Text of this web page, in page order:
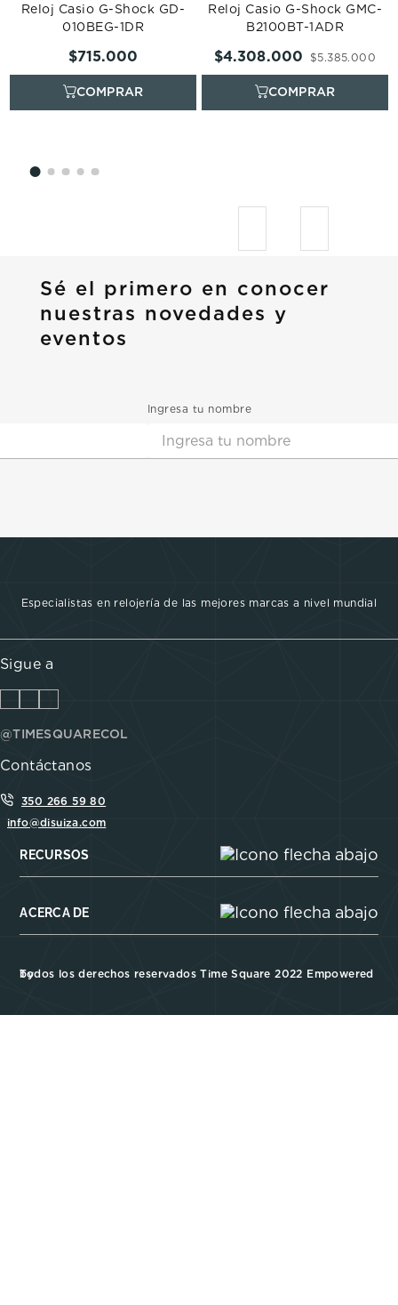
Reloj Casio G-Shock GD-
010BEG-1DR
$715.000
Reloj Casio G-Shock GMC-
B2100BT-1ADR
$5.385.000
$4.308.000
Sé el primero en conocer
nuestras novedades y
eventos
Ingresa tu nombre
Especialistas en relojería de las mejores marcas a nivel mundial
Sigue a
@TIMESQUARECOL
Contáctanos
350 266 59 80
info@disuiza.com
RECURSOS
ACERCA DE
Todos los derechos reservados Time Square 2022 Empowered by